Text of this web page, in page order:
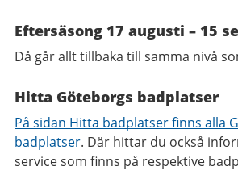
Eftersäsong 17 augusti – 15
Då går allt tillbaka till samma nivå
Hitta Göteborgs badplatser
På sidan Hitta badplatser finns alla
badplatser. Där hittar du också
service som finns på respektive